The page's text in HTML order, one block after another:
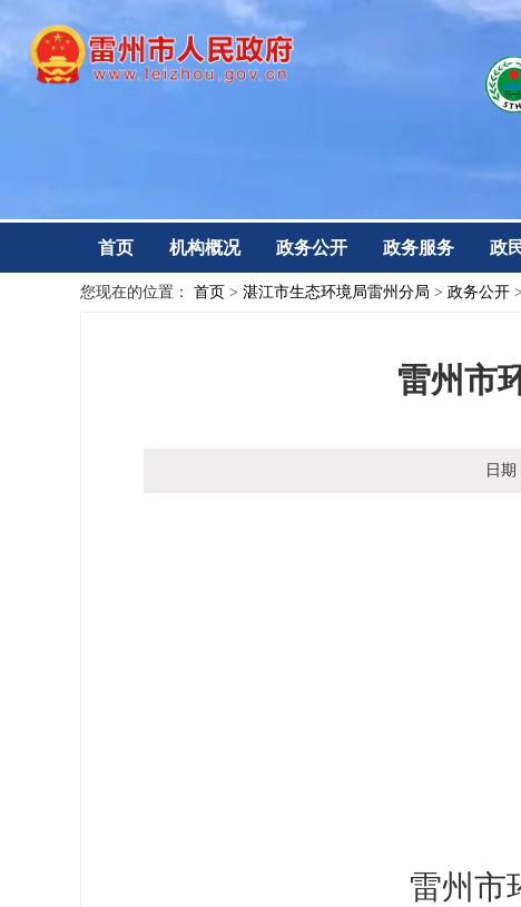
首页 机构概况 政务公开 政务服务 政
您现在的位置： 首页 > 湛江市生态环境局雷州分局 > 政务公开 >
雷州市
日期
雷州市